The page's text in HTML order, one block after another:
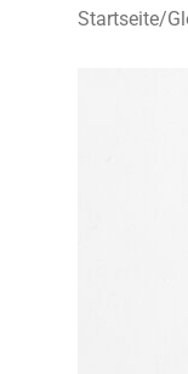
Startseite/